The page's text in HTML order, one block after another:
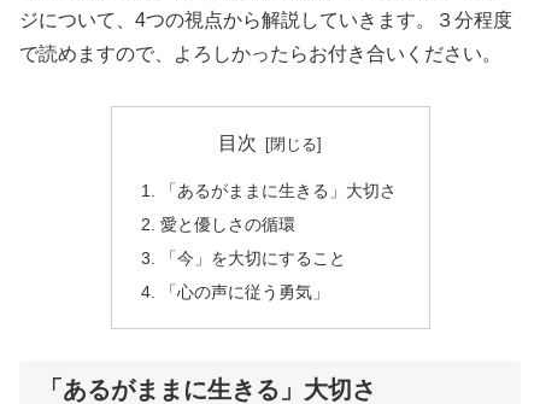
ジについて、4つの視点から解説していきます。３分程度
で読めますので、よろしかったらお付き合いください。
目次
「あるがままに生きる」大切さ
愛と優しさの循環
「今」を大切にすること
「心の声に従う勇気」
「あるがままに生きる」大切さ